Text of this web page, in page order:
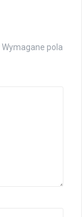
Wymagane pola